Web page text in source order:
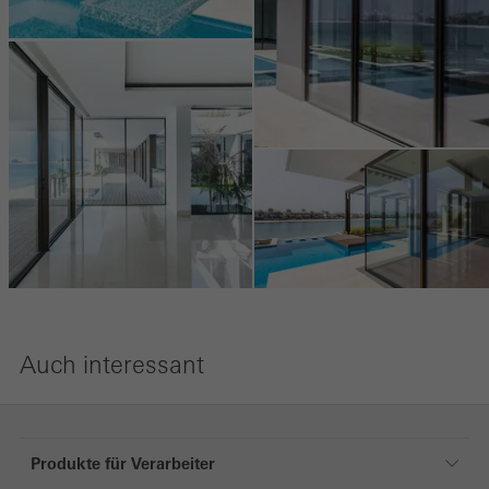
Auch interessant
Produkte für Verarbeiter
Webseiten hinweg verfolgen. Dabei werden auch Dienste von
Drittanbietern eingebunden, die ihren Service eigenverantwortlich
erbringen.
Speichern